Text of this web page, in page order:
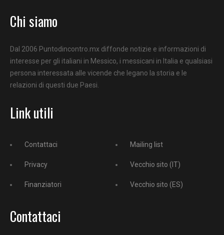
Chi siamo
Dal 2006 Puntodincontro.mx diffonde notizie e informazioni di
interesse per gli italiani in Messico, i messicani in Italia e qualsiasi
persona interessata alle vicende che legano la storia e le
relazioni di questi due Paesi.
Link utili
Contattaci
Privacy
Finanziatori
Mailing list
Vecchio sito (IT)
Vecchio sito (ES)
Contattaci